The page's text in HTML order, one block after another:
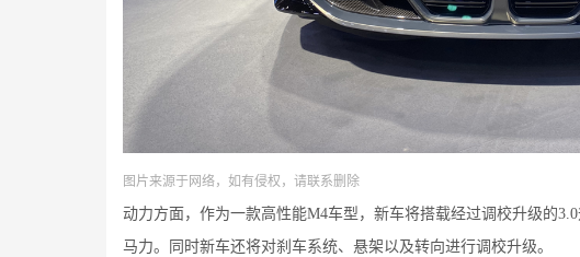
图片来源于网络，如有侵权，请联系删除
动力方面，作为一款高性能M4车型，新车将搭载经过调校升级的
马力。同时新车还将对刹车系统、悬架以及转向进行调校升级。